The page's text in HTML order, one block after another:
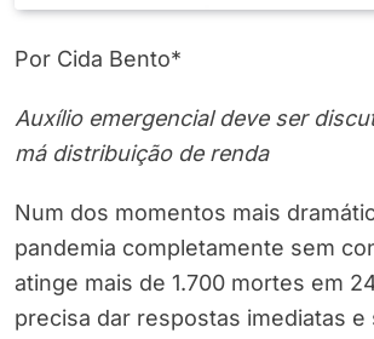
Por Cida Bento*
Auxílio emergencial deve ser
má distribuição de renda
Num dos momentos mais
pandemia completamente sem
atinge mais de 1.700 mortes em
precisa dar respostas imediatas e